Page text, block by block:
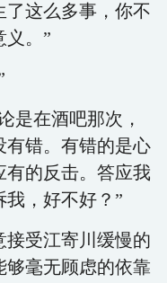
了这么多事，你不
义。”
是在酒吧那次，
有错。有错的是心
的反击。答应我
我，好不好？”
受江寄川缓慢的
够毫无顾虑的依靠